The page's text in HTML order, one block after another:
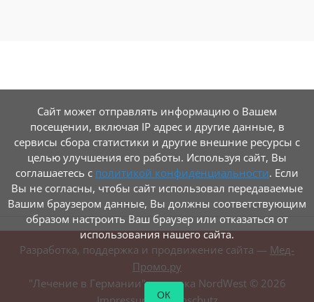
Разработка, поддержка и продвижение сайта — Мед-
Промо.ру
"Лечение в Германии", клиника NordWest © 2026
Сайт может отправлять информацию о Вашем
посещении, включая IP адрес и другие данные, в
сервисы сбора статистики и другие внешние ресурсы с
целью улучшения его работы. Используя сайт, Вы
соглашаетесь с политикой конфиденциальности. Если
Вы не согласны, чтобы сайт использовал передаваемые
Вашим браузером данные, Вы должны соответствующим
образом настроить Ваш браузер или отказаться от
использования нашего сайта.
ОК